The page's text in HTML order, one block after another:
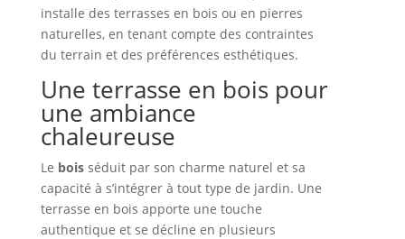
installe des terrasses en bois ou en pierres
naturelles, en tenant compte des contraintes
du terrain et des préférences esthétiques.
Une terrasse en bois pour
une ambiance
chaleureuse
Le boisséduit par son charme naturel et sa
capacité à s’intégrer à tout type de jardin. Une
terrasse en bois apporte une touche
authentique et se décline en plusieurs